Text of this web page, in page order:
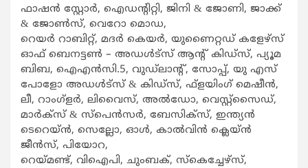
ഫാഷന്‍ സ്റ്റോര്‍, ഐഡന്റിറ്റി, ജിനി & ജോണി, ജാക്ക്
& ജോണ്‍സ്, വെറോ മൊഡ,
റെയര്‍ റാബിറ്റ്, മദര്‍ കെയര്‍, യുണൈറ്റഡ് കളേഴ്‌സ്
ഓഫ് ബെനട്ടണ്‍ – അഡള്‍ട്‌സ് ആന്റ് കിഡ്‌സ്, പ്യൂമ
ബിബ, ഐഎൻസി.5, വുഡ്‌ലാന്റ്, സോപ്പ്, യു എസ്
പോളോ അഡള്‍ട്‌സ് & കിഡ്‌സ്, ഫ്‌ളയിംഗ് മെഷീന്‍,
ലീ, റാംഗ്‌ളര്‍, ലിവൈസ്, അല്‍ഡോ, വെസ്റ്റ്സൈഡ്,
മാര്‍ക്‌സ് & സ്‌പെന്‍സര്‍, ബേസിക്‌സ്, ഇന്ത്യന്‍
ടെറെയ്ന്‍, സെല്ലോ, ഓള്‍, കാല്‍വിന്‍ ക്ലെയ്ന്‍
ജീന്‍സ്, പിയോറ,
റെയ്മണ്ട്, വിഐപി, ചുംബക്, സ്‌കെച്ചേഴ്‌സ്,